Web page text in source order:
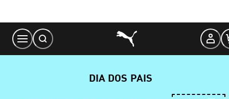
Content
DIA DOS PAIS